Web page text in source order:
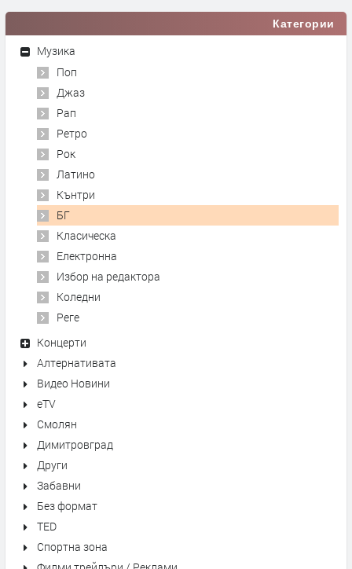
Категории
Музика
Поп
Джаз
Рап
Ретро
Рок
Латино
Кънтри
БГ
Класическа
Електронна
Избор на редактора
Коледни
Реге
Концерти
Алтернативата
Видео Новини
eTV
Смолян
Димитровград
Други
Забавни
Без формат
TED
Спортна зона